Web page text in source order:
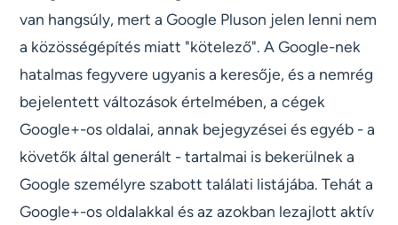
van hangsúly, mert a Google Pluson jelen lenni nem
a közösségépítés miatt "kötelező". A Google-nek
hatalmas fegyvere ugyanis a keresője, és a nemrég
bejelentett változások értelmében, a cégek
Google+-os oldalai, annak bejegyzései és egyéb - a
követők által generált - tartalmai is bekerülnek a
Google személyre szabott találati listájába. Tehát a
Google+-os oldalakkal és az azokban lezajlott aktív